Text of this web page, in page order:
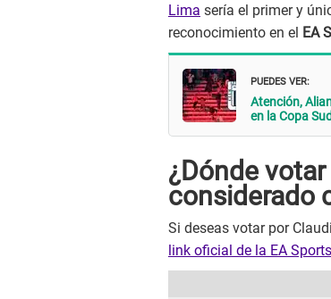
Lima sería el primer y
reconocimiento en el EA
PUEDES VER:
Atención,
en la Copa
¿Dónde
considerado
Si deseas votar por
link oficial de la EA